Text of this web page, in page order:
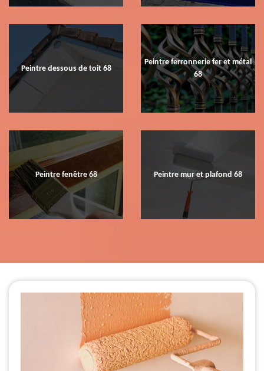
Peintre dessous de toit 68
Peintre ferronnerie fer et métal
68
Peintre fenêtre 68 Peintre mur et plafond 68